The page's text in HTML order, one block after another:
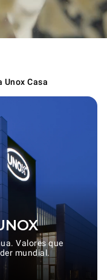
Unox Casa
Valores que
mundial.